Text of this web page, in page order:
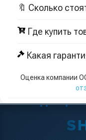
🔖 Сколько
Где купить
Какая
Оценка компании